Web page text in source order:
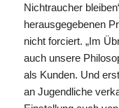
Nichtraucher
herausgegebenen
nicht forciert. „Im
auch unsere
als Kunden. Und
an Jugendliche